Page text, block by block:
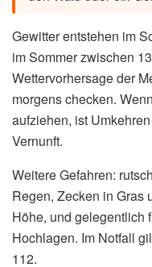
Gewitter entstehen im
im Sommer zwischen
Wettervorhersage der
morgens checken.
aufziehen, ist
Vernunft.
Weitere Gefahren:
Regen, Zecken in Gras
Höhe, und gelegentlich
Hochlagen. Im Notfall
112.